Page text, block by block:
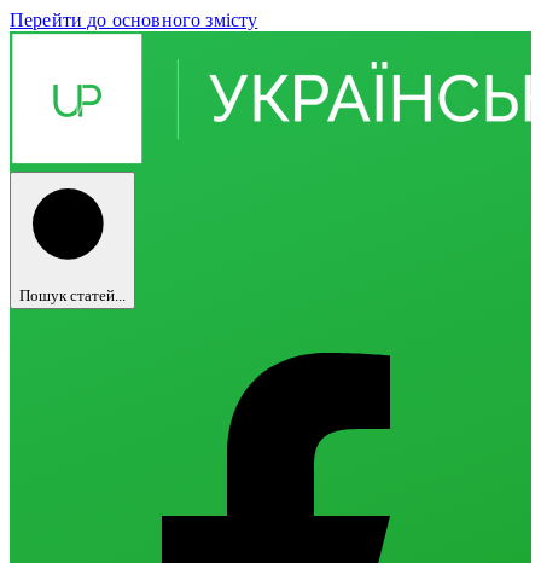
Перейти до основного змісту
Пошук статей...